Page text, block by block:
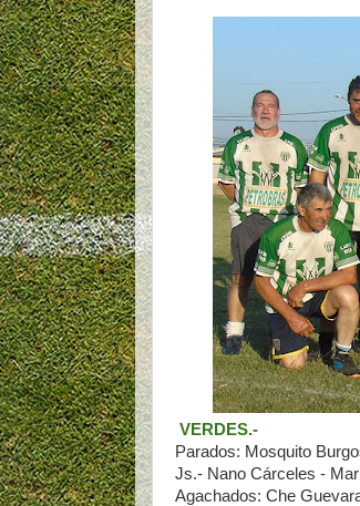
VERDES.-
Parados: Mosquito
Js.- Nano Cárceles -
Agachados: Che